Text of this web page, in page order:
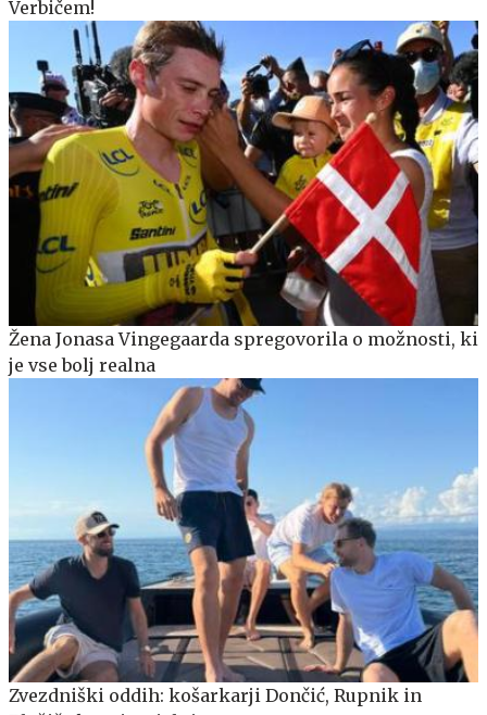
Verbičem!
Žena Jonasa Vingegaarda spregovorila o možnosti, ki
je vse bolj realna
Zvezdniški oddih: košarkarji Dončić, Rupnik in